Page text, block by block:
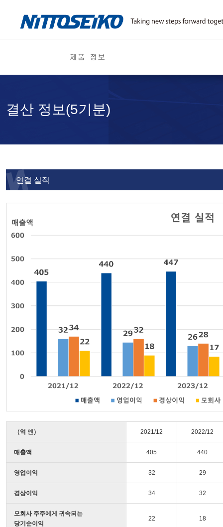
결산 정보(5기분)
연결 실적
（억 엔） 2021/12 2022/12
매출액 405 440
영업이익 32 29
경상이익 34 32
모회사 주주에게 귀속되는
당기순이익
22 18